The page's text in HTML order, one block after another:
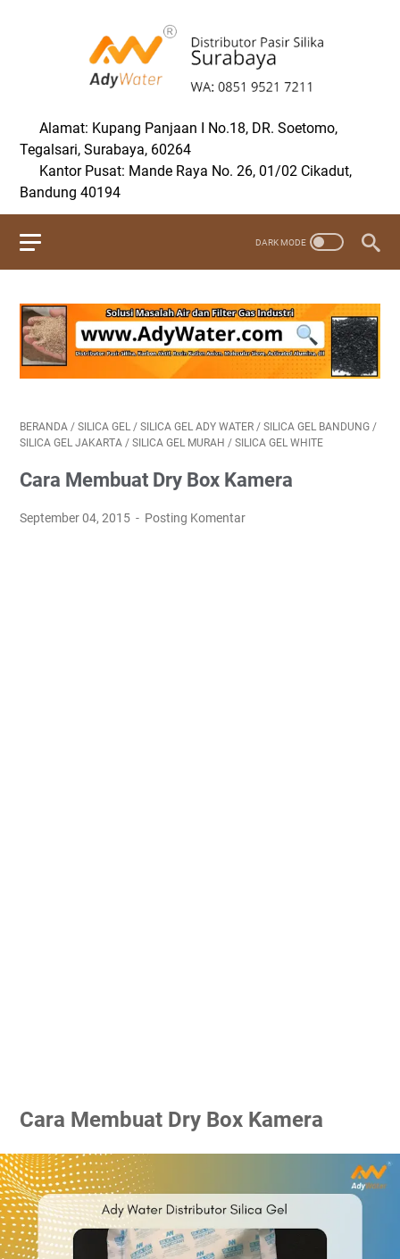
Alamat: Kupang Panjaan I No.18, DR. Soetomo,
Tegalsari, Surabaya, 60264
Kantor Pusat: Mande Raya No. 26, 01/02 Cikadut,
Bandung 40194
BERANDA / SILICA GEL / SILICA GEL ADY WATER / SILICA GEL BANDUNG /
SILICA GEL JAKARTA / SILICA GEL MURAH / SILICA GEL WHITE
Cara Membuat Dry Box Kamera
September 04, 2015 Posting Komentar
Cara Membuat Dry Box Kamera